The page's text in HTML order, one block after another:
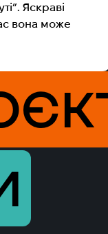
Яскраві
вона може